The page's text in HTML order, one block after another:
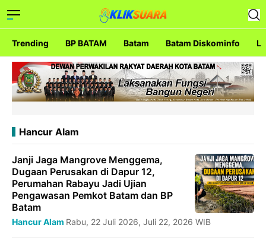
Trending BP BATAM Batam Batam Diskominfo
Hancur Alam
Janji Jaga Mangrove Menggema,
Dugaan Perusakan di Dapur 12,
Perumahan Rabayu Jadi Ujian
Pengawasan Pemkot Batam dan BP
Batam
Hancur Alam Rabu, 22 Juli 2026, Juli 22, 2026 WIB